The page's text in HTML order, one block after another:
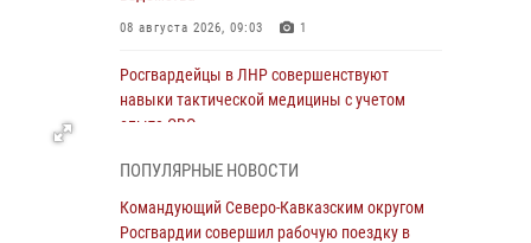
08 августа 2026, 09:03 1
Росгвардейцы в ЛНР совершенствуют
навыки тактической медицины с учетом
опыта СВО
Росгвардейцы обеспечили безопасность
«Поезда Победы» в Кузбассе
ПОПУЛЯРНЫЕ НОВОСТИ
Командующий Северо-Кавказским округом
Росгвардии совершил рабочую поездку в